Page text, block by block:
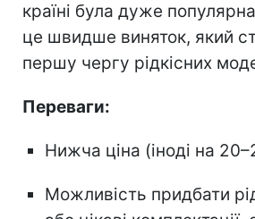
країні була дуже
це швидше виняток, який
першу чергу рідкісних
Переваги:
Нижча ціна (іноді на
Можливість придбати